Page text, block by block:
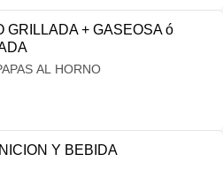
GRILLADA + GASEOSA ó
AL HORNO
Y BEBIDA